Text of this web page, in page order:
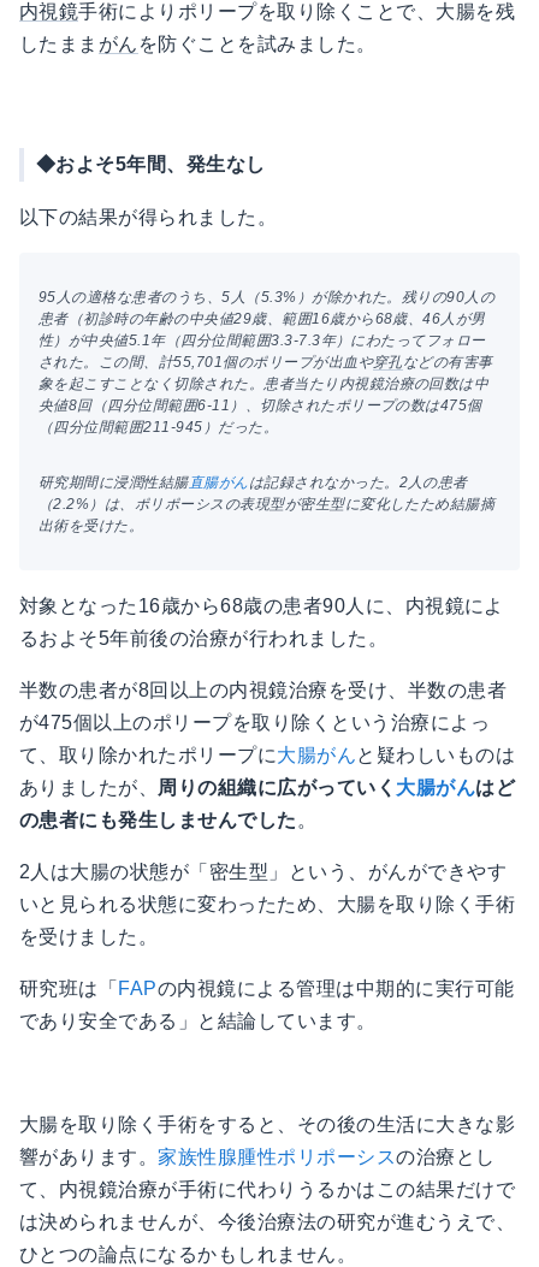
内視鏡手術によりポリープを取り除くことで、大腸を残
したまま がん を防ぐことを試みました。
◆およそ5年間、発生なし
以下の結果が得られました。
95人の適格な患者のうち、5人（5.3%）が除かれた。残りの90人の
患者（初診時の年齢の中央値29歳、範囲16歳から68歳、46人が男
性）が中央値5.1年（四分位間範囲3.3-7.3年）にわたってフォロー
された。この間、計55,701個のポリープが出血や穿孔などの有害事
象を起こすことなく切除された。患者当たり内視鏡治療の回数は中
央値8回（四分位間範囲6-11）、切除されたポリープの数は475個
（四分位間範囲211-945）だった。
研究期間に浸潤性結腸直腸がんは記録されなかった。2人の患者
（2.2%）は、ポリポーシスの表現型が密生型に変化したため結腸摘
出術を受けた。
対象となった16歳から68歳の患者90人に、内視鏡によ
るおよそ5年前後の治療が行われました。
半数の患者が8回以上の内視鏡治療を受け、半数の患者
が475個以上のポリープを取り除くという治療によっ
て、取り除かれたポリープに大腸がんと疑わしいものは
ありましたが、 周りの組織に広がっていく 大腸がんはど
の患者にも発生しませんでした。
2人は大腸の状態が「密生型」という、がんができやす
いと見られる状態に変わったため、大腸を取り除く手術
を受けました。
研究班は「 FAPの内視鏡による管理は中期的に実行可能
であり安全である」と結論しています。
大腸を取り除く手術をすると、その後の生活に大きな影
響があります。家族性腺腫性ポリポーシスの治療とし
て、内視鏡治療が手術に代わりうるかはこの結果だけで
は決められませんが、今後治療法の研究が進むうえで、
ひとつの論点になるかもしれません。